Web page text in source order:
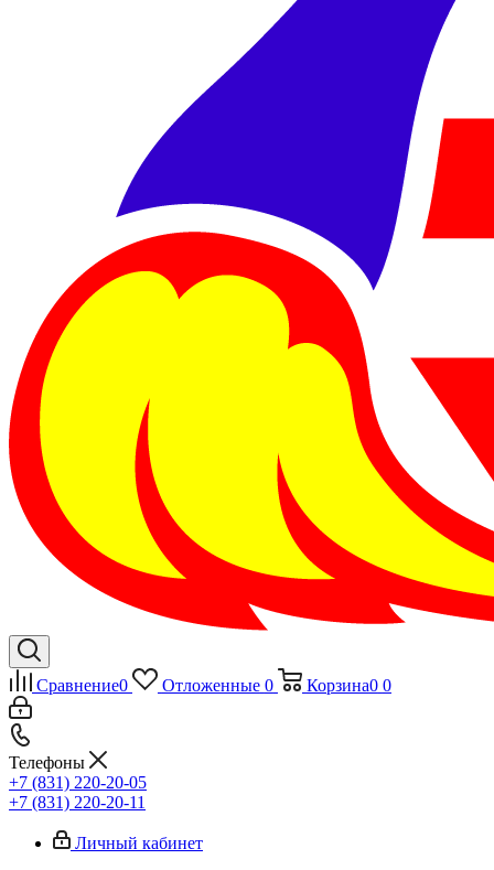
Сравнение0 Отложенные 0 Корзина0 0
Телефоны
+7 (831) 220-20-05
+7 (831) 220-20-11
Личный кабинет